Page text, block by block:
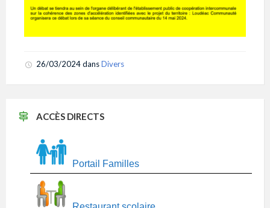
26/03/2024dansDivers
ACCÈS DIRECTS
Portail Familles